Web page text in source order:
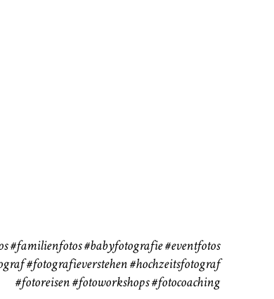
#familienfotos #babyfotografie #eventfotos
#fotografieverstehen #hochzeitsfotograf
#fotoreisen #fotoworkshops #fotocoaching